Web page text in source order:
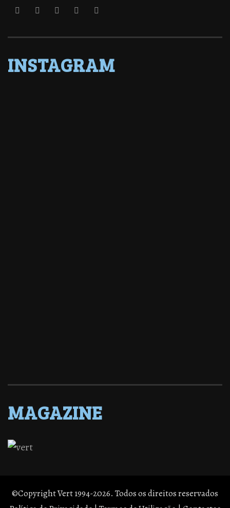
INSTAGRAM
MAGAZINE
©Copyright Vert 1994-2026. Todos os direitos reservados